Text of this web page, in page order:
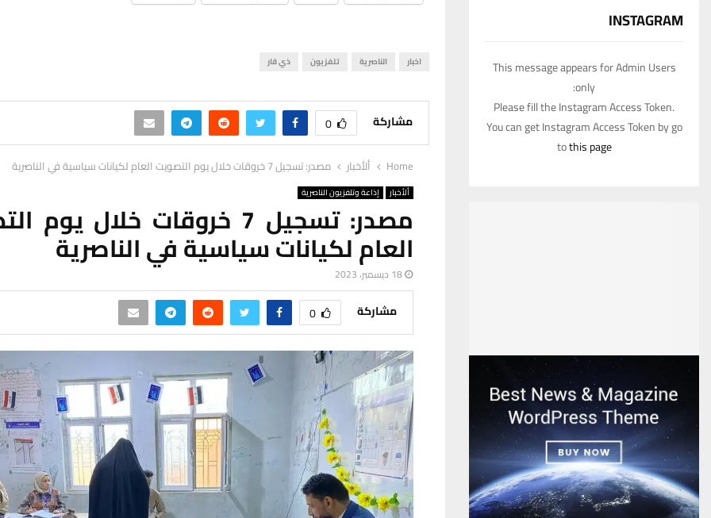
اخبار الناصرية تلفزيون ذي قار
مشاركة 0
Home ألأخبار مصدر: تسجيل 7 خروقات خلال يوم التصويت العام لكيانات سياسية في الناصرية
ألأخبار إذاعة وتلفزيون الناصرية
مصدر: تسجيل 7 خروقات خلال
العام لكيانات سياسية في الناصرية
18 ديسمبر، 2023
مشاركة 0
INSTAGRAM
This message appears for Admin Users
only:
Please fill the Instagram Access Token.
You can get Instagram Access Token by go
tothis page